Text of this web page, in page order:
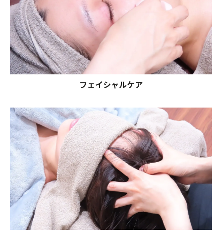
フェイシャルケア